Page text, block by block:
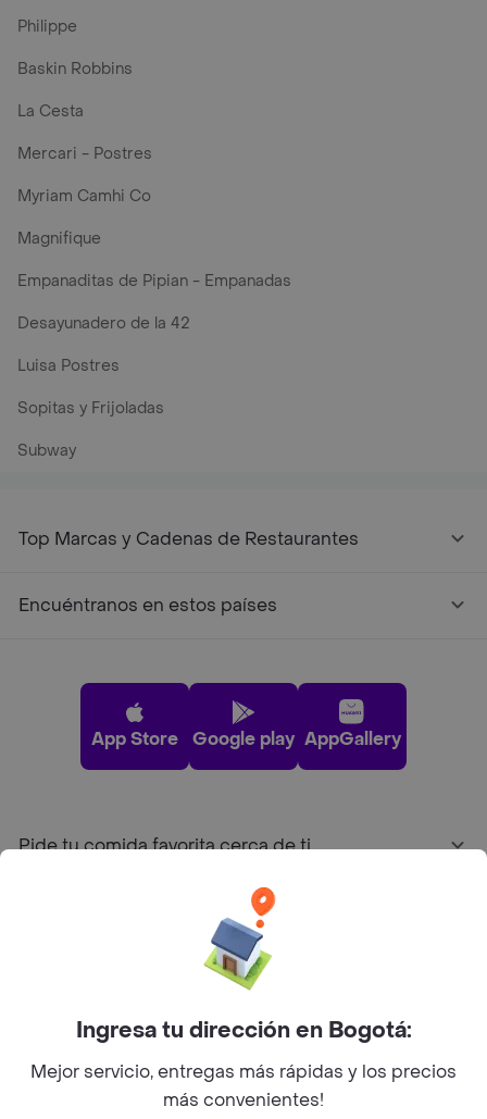
Philippe
Baskin Robbins
La Cesta
Mercari - Postres
Myriam Camhi Co
Magnifique
Empanaditas de Pipian - Empanadas
Desayunadero de la 42
Luisa Postres
Sopitas y Frijoladas
Subway
Top Marcas y Cadenas de Restaurantes
Encuéntranos en estos países
App Store Google play AppGallery
Pide tu comida favorita cerca de ti
Sobre Rappi
Facebook
Twitter
Instagram
Ingresa tu dirección en Bogotá:
Mejor servicio, entregas más rápidas y los precios
más convenientes!